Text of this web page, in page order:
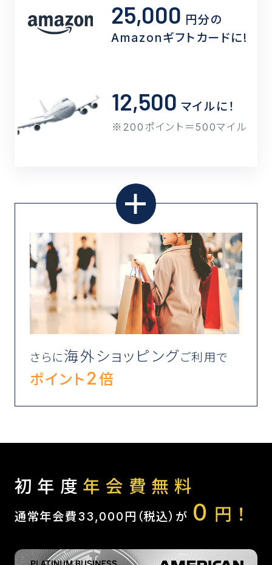
25,000 円分の
Amazonギフトカードに!
12,500 マイルに！
200ポイント＝500マイル
さらに海外ショッピングご利用で
ポイント 2倍
初年度 年会費無料
通常年会費33,000円（税込）が 0 円！